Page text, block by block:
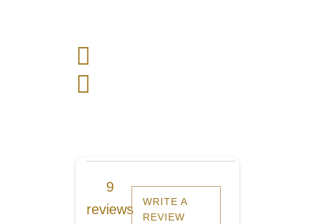
9
reviews
WRITE A
REVIEW